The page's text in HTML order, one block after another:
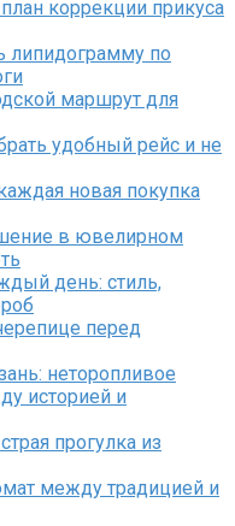
коррекции прикуса
липидограмму по
маршрут для
удобный рейс и не
новая покупка
в ювелирном
день: стиль,
перед
неторопливое
историей и
прогулка из
между традицией и